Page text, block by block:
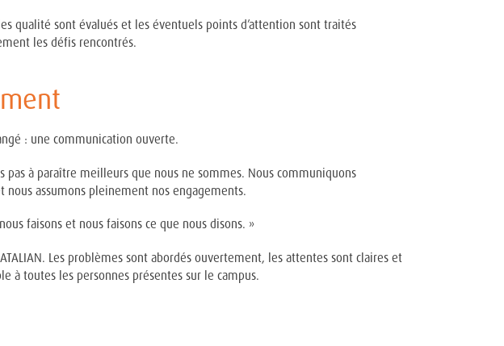
qualité sont évalués et les éventuels points d’attention sont traités
les défis rencontrés.
: une communication ouverte.
pas à paraître meilleurs que nous ne sommes. Nous communiquons
assumons pleinement nos engagements.
faisons et nous faisons ce que nous disons. »
Les problèmes sont abordés ouvertement, les attentes sont claires et
à toutes les personnes présentes sur le campus.